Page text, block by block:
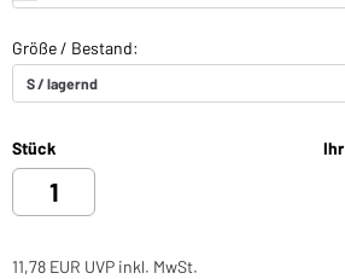
Stück
11,78 EUR UVP inkl. MwSt.